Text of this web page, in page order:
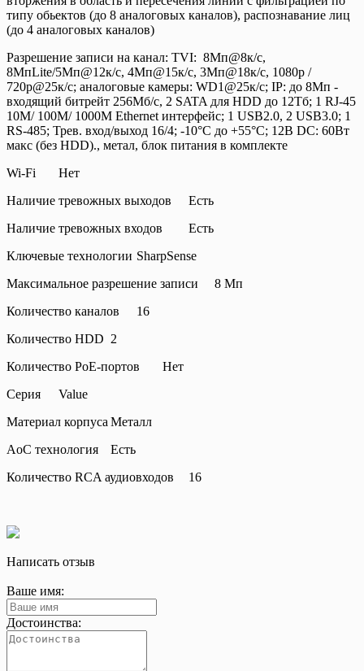
типу обьектов (до 8 аналоговых каналов), распознавание лиц
(до 4 аналоговых каналов)
Разрешение записи на канал: TVI: 8Мп@8к/с,
8МпLite/5Мп@12к/с, 4Мп@15к/с, 3Мп@18к/с, 1080p /
720p@25к/с; аналоговые камеры: WD1@25к/с; IP: до 8Мп -
входящий битрейт 256Мб/с, 2 SATA для HDD до 12Тб; 1 RJ-45
10M/ 100M/ 1000M Ethernet интерфейс; 1 USB2.0, 2 USB3.0; 1
RS-485; Трев. вход/выход 16/4; -10°C до +55°C; 12В DC: 60Вт
макс (без HDD)., метал, блок питания в комплекте
Wi-Fi
Нет
Наличие тревожных выходов
Есть
Наличие тревожных входов
Есть
Ключевые технологии SharpSense
Максимальное разрешение записи
8 Мп
Количество каналов
16
Количество HDD 2
Количество РоЕ-портов
Нет
Серия
Value
Материал корпуса Металл
AoC технология
Есть
Количество RCA аудиовходов
16
Написать отзыв
Ваше имя:
Достоинства: